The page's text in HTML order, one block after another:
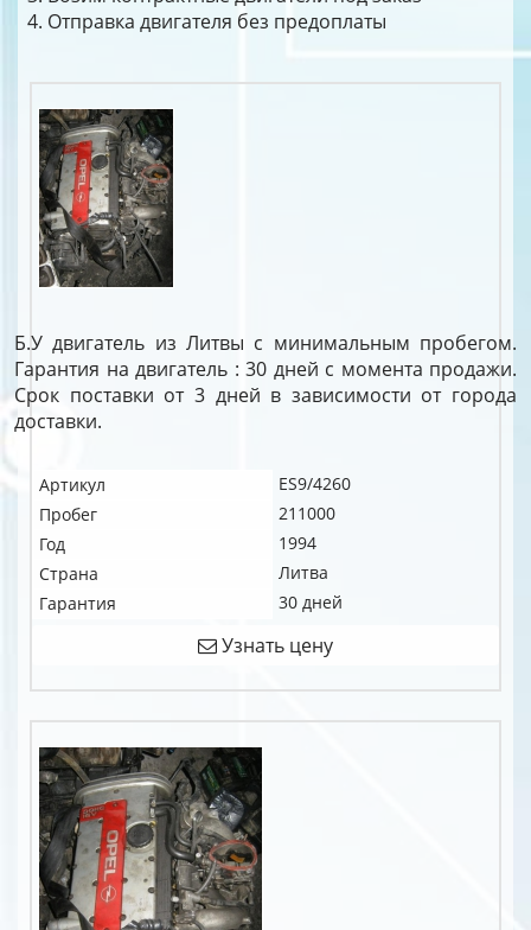
Отправка двигателя без предоплаты
Б.У двигатель из Литвы с минимальным пробегом.
Гарантия на двигатель : 30 дней с момента продажи.
Срок поставки от 3 дней в зависимости от города
доставки.
Артикул
ES9/4260
Пробег
211000
Год
1994
Страна
Литва
Гарантия
30 дней
Узнать цену